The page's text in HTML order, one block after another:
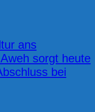
ans
sorgt heute
bei